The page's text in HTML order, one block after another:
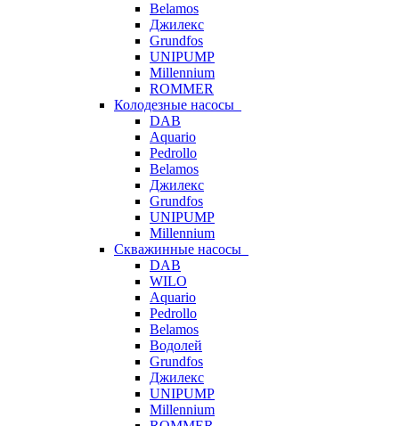
Belamos
Джилекс
Grundfos
UNIPUMP
Millennium
ROMMER
Колодезные насосы
DAB
Aquario
Pedrollo
Belamos
Джилекс
Grundfos
UNIPUMP
Millennium
Скважинные насосы
DAB
WILO
Aquario
Pedrollo
Belamos
Водолей
Grundfos
Джилекс
UNIPUMP
Millennium